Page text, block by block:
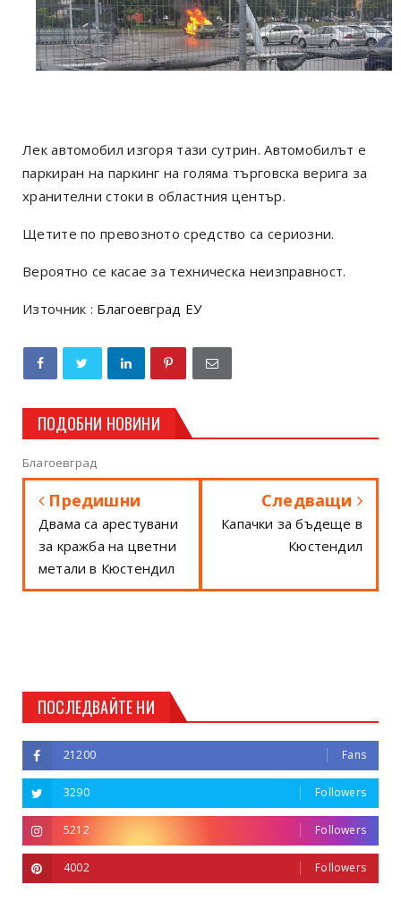
Лек автомобил изгоря тази сутрин. Автомобилът е
паркиран на паркинг на голяма търговска верига за
хранителни стоки в областния център.
Щетите по превозното средство са сериозни.
Вероятно се касае за техническа неизправност.
Източник : Благоевград ЕУ
ПОДОБНИ НОВИНИ
Благоевград
Предишни
Двама са арестувани
за кражба на цветни
метали в Кюстендил
Следващи
Капачки за бъдеще в
Кюстендил
ПОСЛЕДВАЙТЕ НИ
21200 Fans
3290 Followers
5212 Followers
4002 Followers